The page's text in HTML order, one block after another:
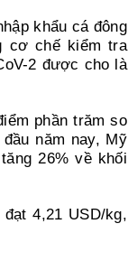
khẩu cá đông
cơ chế kiểm tra
2 được cho là
phần trăm so
năm nay, Mỹ
26% về khối
4,21 USD/kg,